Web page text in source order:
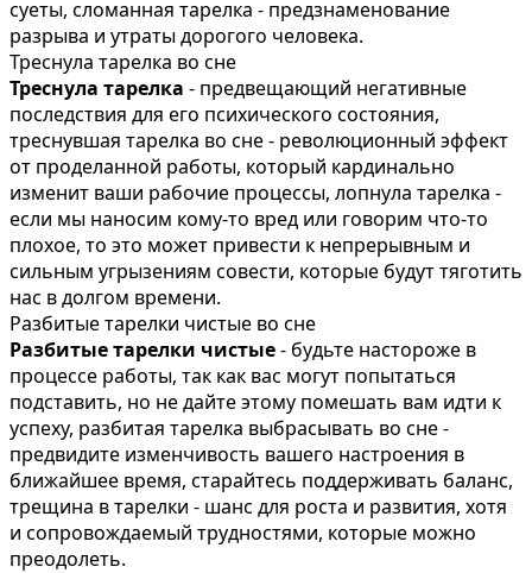
суеты, сломанная тарелка - предзнаменование
разрыва и утраты дорогого человека.
Треснула тарелка во сне
Треснула тарелка - предвещающий негативные
последствия для его психического состояния,
треснувшая тарелка во сне - революционный эффект
от проделанной работы, который кардинально
изменит ваши рабочие процессы, лопнула тарелка -
если мы наносим кому-то вред или говорим что-то
плохое, то это может привести к непрерывным и
сильным угрызениям совести, которые будут тяготить
нас в долгом времени.
Разбитые тарелки чистые во сне
Разбитые тарелки чистые- будьте настороже в
процессе работы, так как вас могут попытаться
подставить, но не дайте этому помешать вам идти к
успеху, разбитая тарелка выбрасывать во сне -
предвидите изменчивость вашего настроения в
ближайшее время, старайтесь поддерживать баланс,
трещина в тарелки - шанс для роста и развития, хотя
и сопровождаемый трудностями, которые можно
преодолеть.